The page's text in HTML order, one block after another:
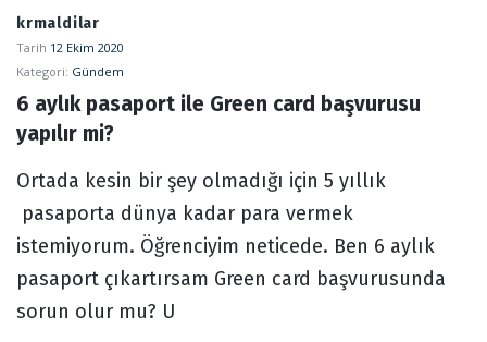
Sosyal
Kaynak
Latest
Forum
krmaldilar
Tarih 12 Ekim 2020
Kategori: Gündem
6 aylık pasaport ile Green card başvurusu
yapılır mi?
Ortada kesin bir şey olmadığı için 5 yıllık
pasaporta dünya kadar para vermek
istemiyorum. Öğrenciyim neticede. Ben 6 aylık
pasaport çıkartırsam Green card başvurusunda
sorun olur mu? U